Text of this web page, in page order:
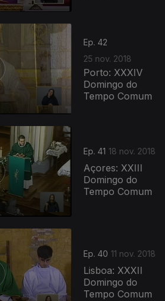
Ep. 42
25 nov. 2018
Porto: XXXIV
Domingo do
Tempo Comum
Ep. 41 18 nov. 2018
Açores: XXIII
Domingo do
Tempo Comum
Ep. 40 11 nov. 2018
Lisboa: XXXII
Domingo do
Tempo Comum